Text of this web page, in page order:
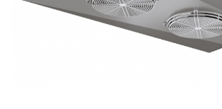
REZISTENTE DIGIVRARE
REZISTENTE SILICONICE
Compresoare Cubigel R134a
Compresoare Cubigel R404a
VAPORIZATOARE LU-VE